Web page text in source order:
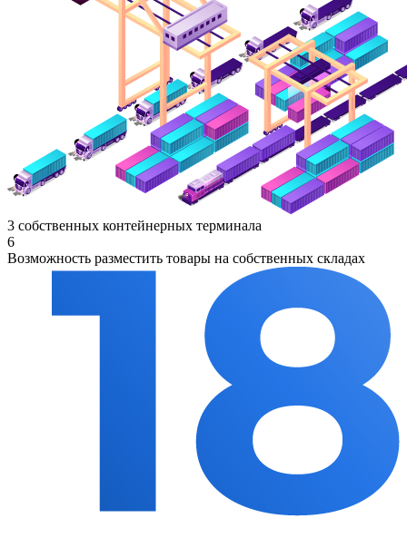
3 собственных контейнерных терминала
6
Возможность разместить товары на собственных складах